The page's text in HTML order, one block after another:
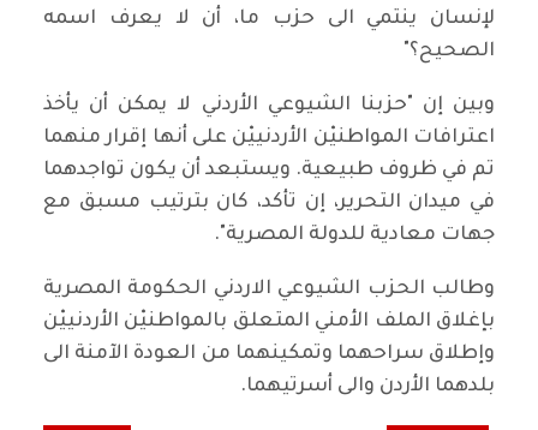
لإنسان ينتمي الى حزب ما، أن لا ‏يعرف اسمه
الصحيح؟"‏
وبين إن "حزبنا الشيوعي الأردني لا يمكن أن يأخذ
اعترافات ‏المواطنيْن الأردنييْن على أنها إقرار منهما
تم في ظروف طبيعية. ‏ويستبعد أن يكون تواجدهما
في ميدان التحرير، إن تأكد، كان بترتيب ‏مسبق مع
جهات معادية للدولة المصرية".‏
وطالب الحزب الشيوعي الاردني الحكومة المصرية
بإغلاق الملف ‏الأمني المتعلق بالمواطنيْن الأردنييْن
وإطلاق سراحهما وتمكينهما ‏من العودة الآمنة الى
بلدهما الأردن والى أسرتيهما.‏